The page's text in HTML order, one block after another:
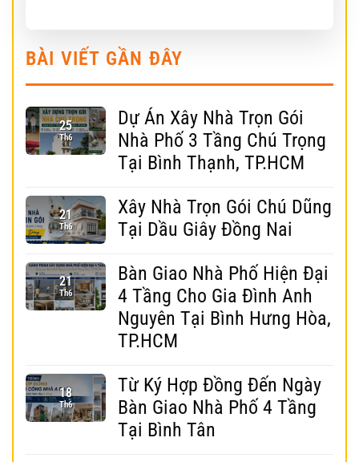
BÀI VIẾT GẦN ĐÂY
25
Th6
Dự Án Xây Nhà Trọn Gói
Nhà Phố 3 Tầng Chú Trọng
Tại Bình Thạnh, TP.HCM
21
Th6
Xây Nhà Trọn Gói Chú Dũng
Tại Dầu Giây Đồng Nai
21
Th6
Bàn Giao Nhà Phố Hiện Đại
4 Tầng Cho Gia Đình Anh
Nguyên Tại Bình Hưng Hòa,
TP.HCM
18
Th6
Từ Ký Hợp Đồng Đến Ngày
Bàn Giao Nhà Phố 4 Tầng
Tại Bình Tân